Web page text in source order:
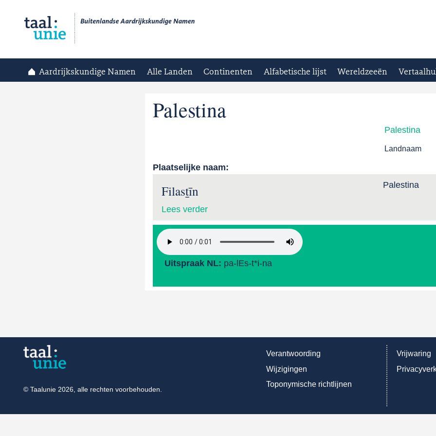
Aardrijkskundige Namen Alle Landen Continenten Alfabetische lijst Wereldzeeën
Palestina
Palestina
Landnaam
Plaatselijke naam:
Filasṯīn Palestina
Lees verder
Uitspraak NL: pa-lEs-t*i-na
Verantwoording
Wijzigingen
Toponymische richtlijnen
Vrijwaring
© Taalunie 2026, alle rechten voorbehouden.